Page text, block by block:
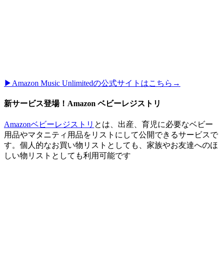
▶︎Amazon Music Unlimitedの公式サイトはこちら→
新サービス登場！Amazon ベビーレジストリ
Amazonベビーレジストリ とは、出産、育児に必要なベビー
用品やマタニティ用品をリストにして公開できるサービスで
す。個人的なお買い物リストとしても、家族やお友達へのほ
しい物リストとしても利用可能です